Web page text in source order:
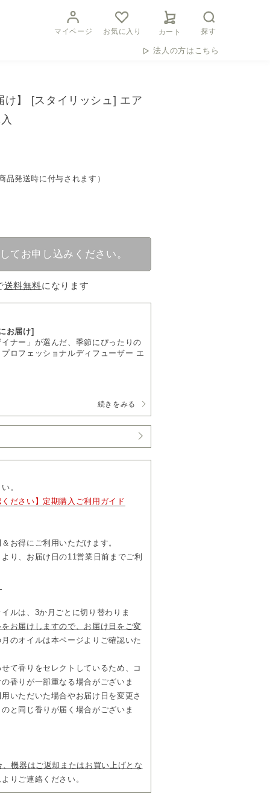
マイページ お気に入り カート 探す
法人の方はこちら
け】 [スタイリッシュ] エア
発送時に付与されます）
てお申し込みください。
送料無料になります
お届け]
ナー」が選んだ、季節にぴったりの
ロフェッショナルディフューザー エ
センシャルオイル 250ml」をお届けし
の欄をご覧ください。
います。
ー エアー
イル本来の香りを空間に広げる、プ
時間調整が、各曜日に3つまで設定可
スタイルに合わせた空間をフレキシ
ちら
解約可能
にちが最短のお届け日となります。
日後からのお届けとなります。
に1回お届け 29,700円(税込)/回
続きをみる
。
ださい】定期購入ご利用ガイド
お得にご利用いただけます。
り、お届け日の11営業日前までご利
ルは、3か月ごとに切り替わりま
をお届けしますので、お届け日をご変
月のオイルは本ページよりご確認いた
て香りをセレクトしているため、コ
香りが一部重なる場合がございま
いただいた場合やお届け日を変更さ
と同じ香りが届く場合がございま
機器はご返却またはお買い上げとな
りご連絡ください。